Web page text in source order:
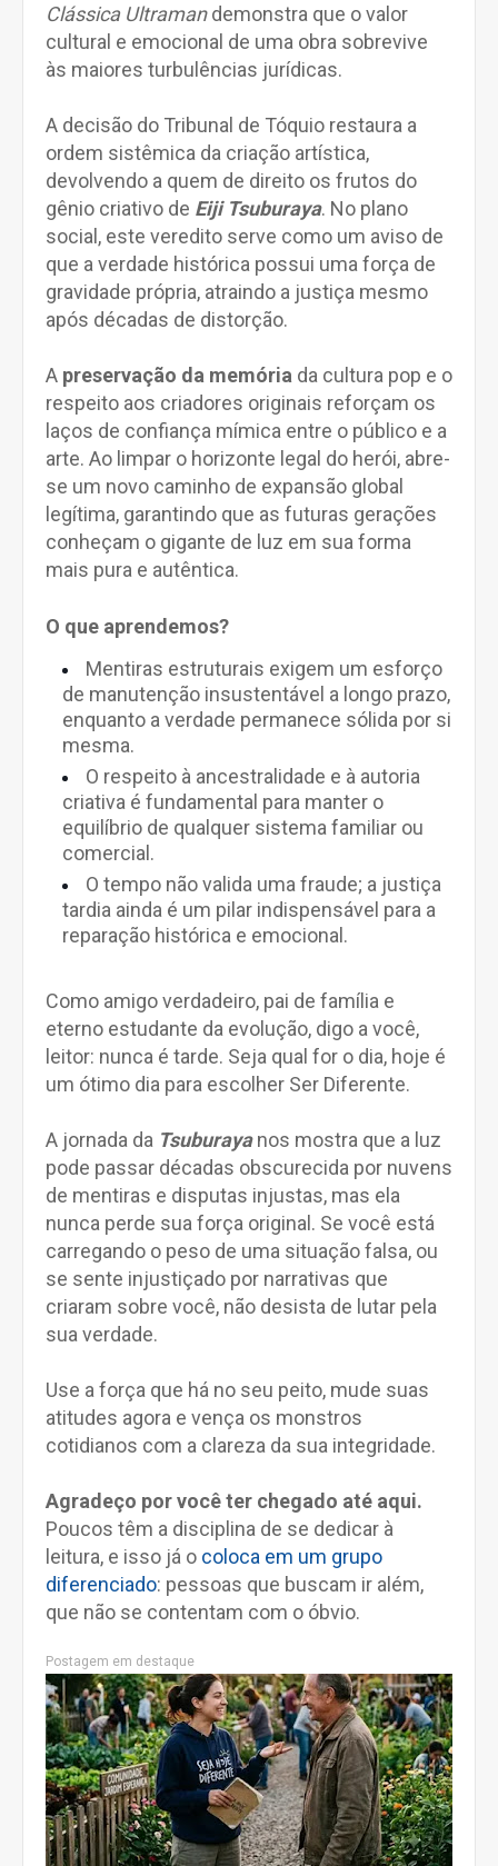
Clássica Ultramandemonstra que o valor
cultural e emocional de uma obra sobrevive
às maiores turbulências jurídicas.
A decisão do Tribunal de Tóquio restaura a
ordem sistêmica da criação artística,
devolvendo a quem de direito os frutos do
gênio criativo de Eiji Tsuburaya. No plano
social, este veredito serve como um aviso de
que a verdade histórica possui uma força de
gravidade própria, atraindo a justiça mesmo
após décadas de distorção.
A preservação da memória da cultura pop e o
respeito aos criadores originais reforçam os
laços de confiança mímica entre o público e a
arte. Ao limpar o horizonte legal do herói, abre-
se um novo caminho de expansão global
legítima, garantindo que as futuras gerações
conheçam o gigante de luz em sua forma
mais pura e autêntica.
O que aprendemos?
Mentiras estruturais exigem um esforço
de manutenção insustentável a longo prazo,
enquanto a verdade permanece sólida por si
mesma.
O respeito à ancestralidade e à autoria
criativa é fundamental para manter o
equilíbrio de qualquer sistema familiar ou
comercial.
O tempo não valida uma fraude; a justiça
tardia ainda é um pilar indispensável para a
reparação histórica e emocional.
Como amigo verdadeiro, pai de família e
eterno estudante da evolução, digo a você,
leitor: nunca é tarde. Seja qual for o dia, hoje é
um ótimo dia para escolher Ser Diferente.
A jornada da Tsuburayanos mostra que a luz
pode passar décadas obscurecida por nuvens
de mentiras e disputas injustas, mas ela
nunca perde sua força original. Se você está
carregando o peso de uma situação falsa, ou
se sente injustiçado por narrativas que
criaram sobre você, não desista de lutar pela
sua verdade.
Use a força que há no seu peito, mude suas
atitudes agora e vença os monstros
cotidianos com a clareza da sua integridade.
Agradeço por você ter chegado até aqui.
Poucos têm a disciplina de se dedicar à
leitura, e isso já o coloca em um grupo
diferenciado: pessoas que buscam ir além,
que não se contentam com o óbvio.
Postagem em destaque